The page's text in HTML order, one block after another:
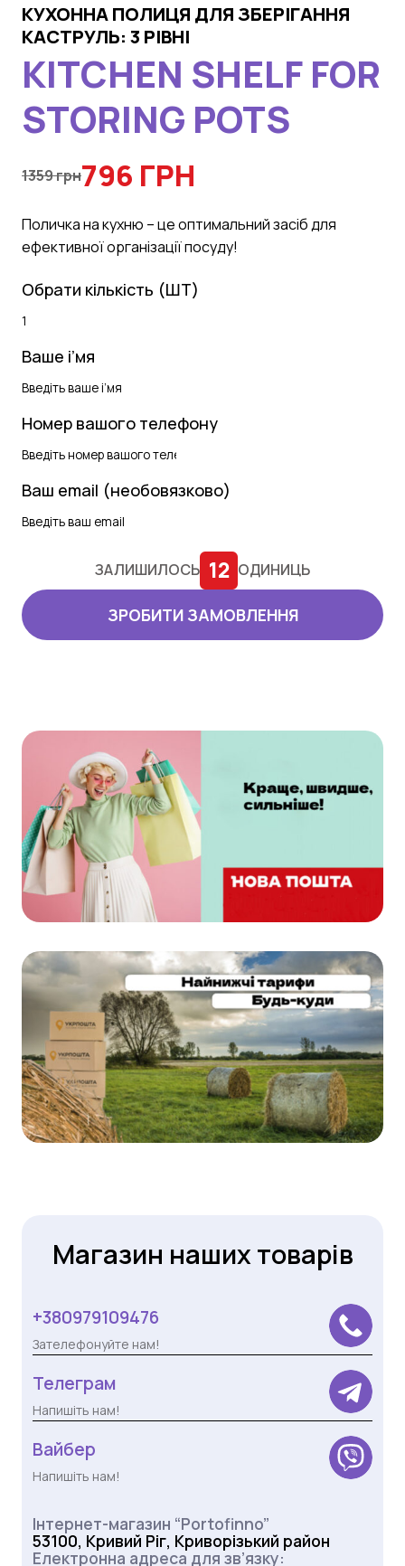
КУХОННА ПОЛИЦЯ ДЛЯ ЗБЕРІГАННЯ
КАСТРУЛЬ: 3 РІВНІ
KITCHEN SHELF FOR
STORING POTS
1359 грн796 ГРН
Поличка на кухню – це оптимальний засіб для
ефективної організації посуду!
Обрати кількість (ШТ)
Ваше і’мя
Номер вашого телефону
Ваш email (необовязково)
ЗРОБИТИ ЗАМОВЛЕННЯ
ЗАЛИШИЛОСЬ 12 ОДИНИЦЬ
Магазин наших товарів
+380979109476
Зателефонуйте нам!
Телеграм
Напишіть нам!
Вайбер
Напишіть нам!
Інтернет-магазин “Portofinno”
53100, Кривий Ріг, Криворізький район
Електронна адреса для зв’язку: